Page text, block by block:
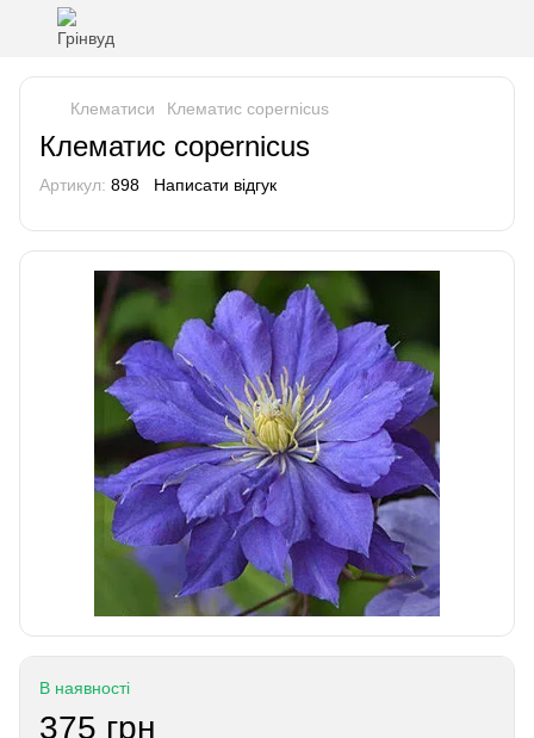
Клематиси Клематис copernicus
Клематис copernicus
Артикул: 898 Написати відгук
В наявності
375 грн